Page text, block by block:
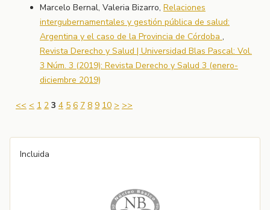
Marcelo Bernal, Valeria Bizarro, Relaciones
intergubernamentales y gestión pública de salud:
Argentina y el caso de la Provincia de Córdoba ,
Revista Derecho y Salud | Universidad Blas Pascal: Vol.
3 Núm. 3 (2019): Revista Derecho y Salud 3 (enero-
diciembre 2019)
<< < 1 2 3 4 5 6 7 8 9 10 > >>
Incluida